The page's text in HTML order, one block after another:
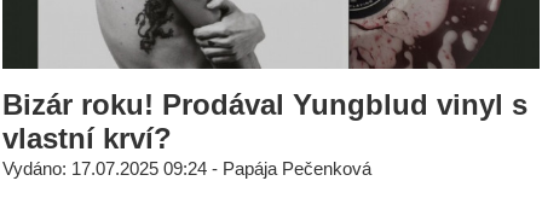
Bizár roku! Prodával Yungblud vinyl s
vlastní krví?
Vydáno: 17.07.2025 09:24 - Papája Pečenková